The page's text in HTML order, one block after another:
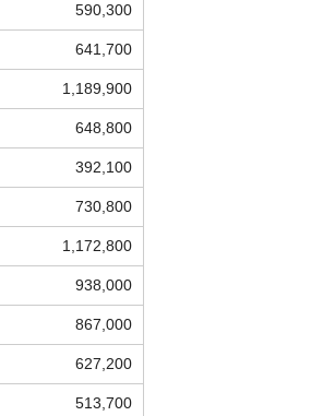
590,300
641,700
1,189,900
648,800
392,100
730,800
1,172,800
938,000
867,000
627,200
513,700